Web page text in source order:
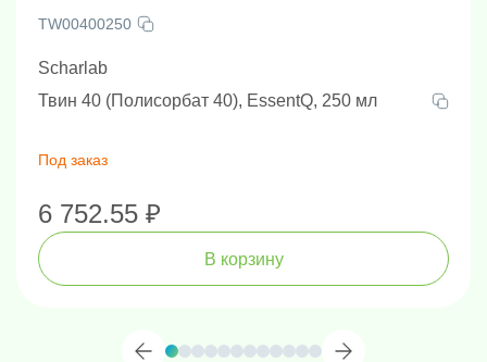
TW00400250
Scharlab
Твин 40 (Полисорбат 40), EssentQ, 250 мл
Под заказ
6 752.55 ₽
В корзину